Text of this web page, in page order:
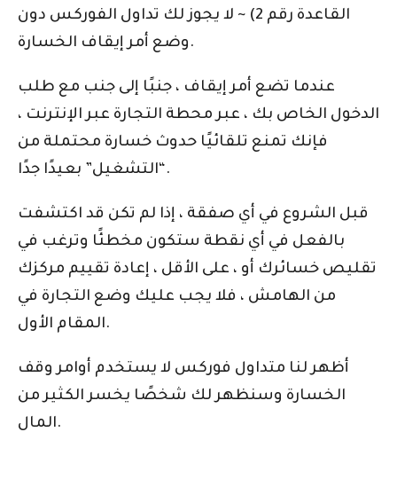
القاعدة رقم 2) ~ لا يجوز لك تداول الفوركس دون
وضع أمر إيقاف الخسارة.
عندما تضع أمر إيقاف ، جنبًا إلى جنب مع طلب
الدخول الخاص بك ، عبر محطة التجارة عبر الإنترنت ،
فإنك تمنع تلقائيًا حدوث خسارة محتملة من
“التشغيل” بعيدًا جدًا.
قبل الشروع في أي صفقة ، إذا لم تكن قد اكتشفت
بالفعل في أي نقطة ستكون مخطئًا وترغب في
تقليص خسائرك أو ، على الأقل ، إعادة تقييم مركزك
من الهامش ، فلا يجب عليك وضع التجارة في
المقام الأول.
أظهر لنا متداول فوركس لا يستخدم أوامر وقف
الخسارة وسنظهر لك شخصًا يخسر الكثير من
المال.